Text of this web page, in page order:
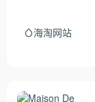
海淘网站